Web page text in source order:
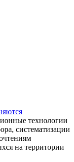
технологии
систематизации
на территории